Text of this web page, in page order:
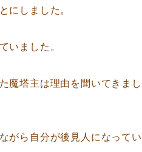
にしました。
いました。
魔塔主は理由を聞いてきまし
がら自分が後見人になってい